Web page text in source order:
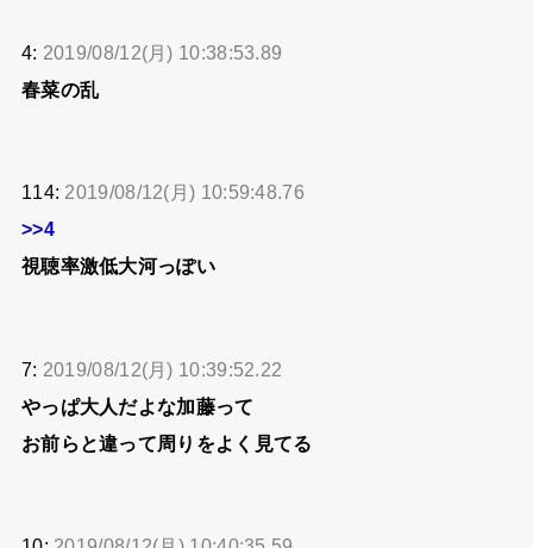
4: 2019/08/12(月) 10:38:53.89
春菜の乱
114: 2019/08/12(月) 10:59:48.76
>>4
視聴率激低大河っぽい
7: 2019/08/12(月) 10:39:52.22
やっぱ大人だよな加藤って
お前らと違って周りをよく見てる